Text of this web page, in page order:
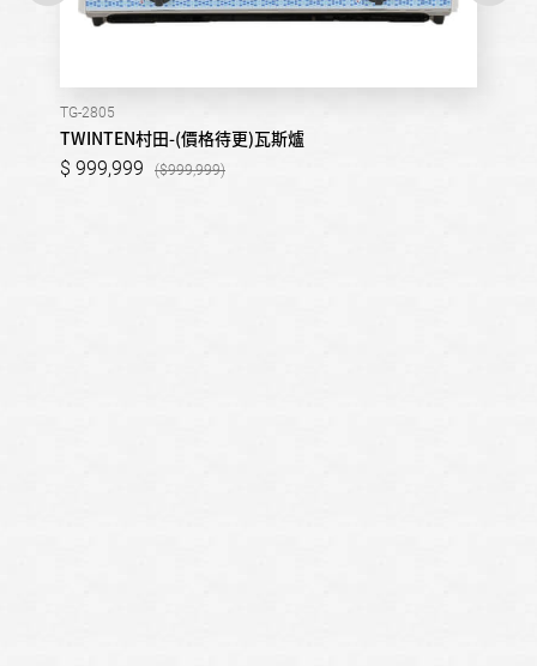
TG-2805
TWINTEN村田-(價格待更)瓦斯爐
999,999 999,999